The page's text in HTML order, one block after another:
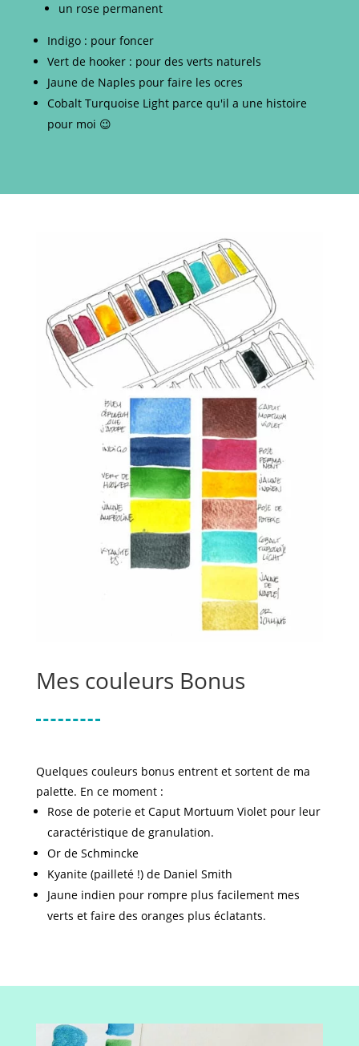
un rose permanent
Indigo : pour foncer
Vert de hooker : pour des verts naturels
Jaune de Naples pour faire les ocres
Cobalt Turquoise Light parce qu'il a une histoire
pour moi 😉
Mes couleurs Bonus
Quelques couleurs bonus entrent et sortent de ma
palette. En ce moment :
Rose de poterie et Caput Mortuum Violet pour leur
caractéristique de granulation.
Or de Schmincke
Kyanite (pailleté !) de Daniel Smith
Jaune indien pour rompre plus facilement mes
verts et faire des oranges plus éclatants.